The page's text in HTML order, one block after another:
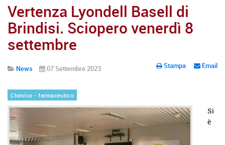
Vertenza Lyondell Basell di
Brindisi. Sciopero venerdì 8
settembre
Stampa Email
News 07 Settembre 2023
Chimico - farmaceutico
Si
è